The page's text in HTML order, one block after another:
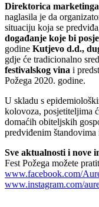
Direktorica
naglasila je da
situaciju koja se
događanje koje bi
godine Kutjevo d.d.,
gdje će tradicionalno
festivalskog vina i
Požega 2020. godine.
U skladu s
kolovoza, posjetiteljima
domaćih obiteljskih
predviđenim
Sve aktualnosti i nove
Fest Požega možete
www.facebook.com/
www.instagram.com/